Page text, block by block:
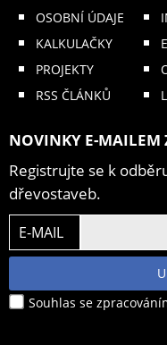
OSOBNÍ ÚDAJE
KALKULAČKY
PROJEKTY
RSS ČLÁNKŮ
NOVINKY E-MAILEM
Registrujte se k
dřevostaveb.
E-MAIL
Souhlas se